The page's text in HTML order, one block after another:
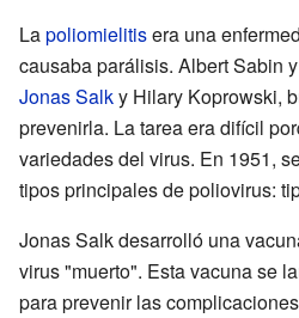
Lapoliomielitisera una
causaba parálisis. Albert Sabin
Jonas Salky Hilary Koprowski,
prevenirla. La tarea era difícil
variedades del virus. En 1951,
tipos principales de poliovirus:
Jonas Salk desarrolló una
virus "muerto". Esta vacuna se
para prevenir las